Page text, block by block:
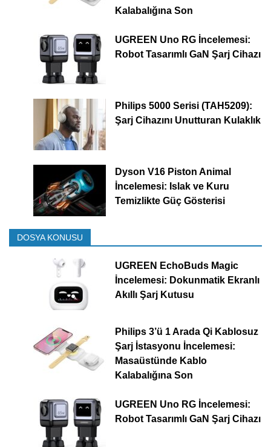
Kalabalığına Son
UGREEN Uno RG İncelemesi:
Robot Tasarımlı GaN Şarj Cihazı
Philips 5000 Serisi (TAH5209):
Şarj Cihazını Unutturan Kulaklık
Dyson V16 Piston Animal
İncelemesi: Islak ve Kuru
Temizlikte Güç Gösterisi
DOSYA KONUSU
UGREEN EchoBuds Magic
İncelemesi: Dokunmatik Ekranlı
Akıllı Şarj Kutusu
Philips 3’ü 1 Arada Qi Kablosuz
Şarj İstasyonu İncelemesi:
Masaüstünde Kablo
Kalabalığına Son
UGREEN Uno RG İncelemesi:
Robot Tasarımlı GaN Şarj Cihazı